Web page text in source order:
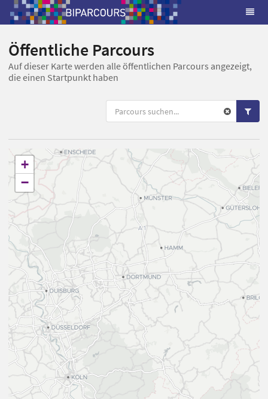
Öffentliche Parcours
Auf dieser Karte werden alle öffentlichen Parcours angezeigt,
die einen Startpunkt haben
+
−